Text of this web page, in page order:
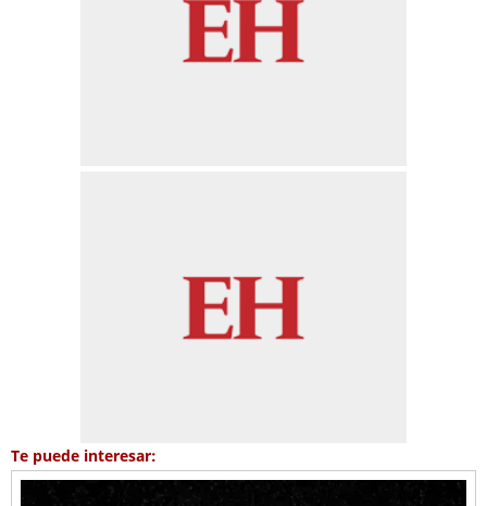
Te puede interesar: